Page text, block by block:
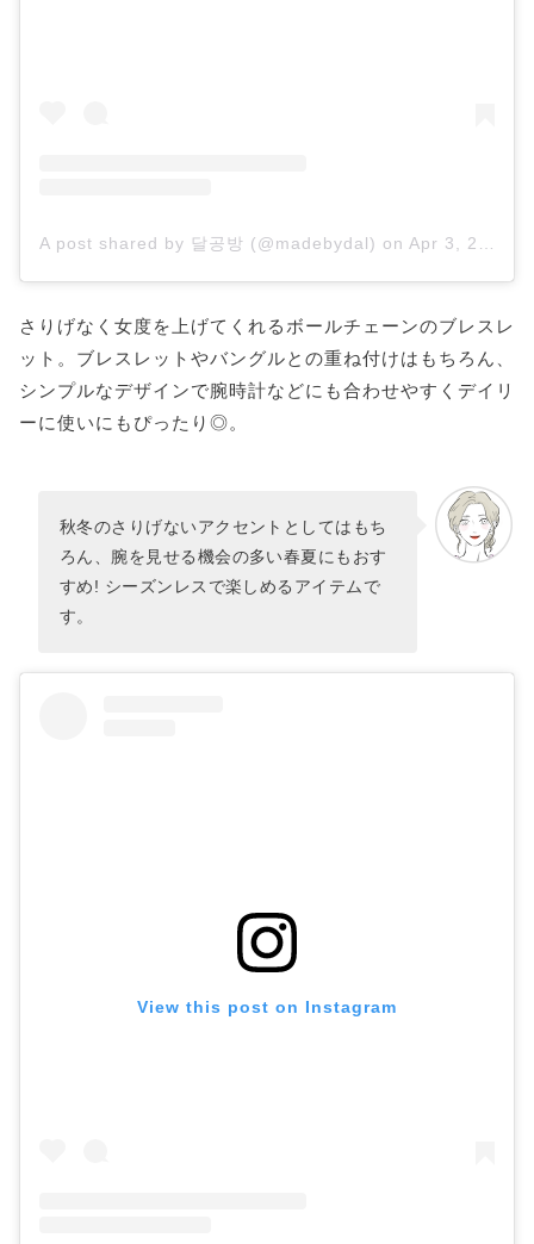
A post shared by 달공방 (@madebydal) on Apr 3, 2020 at 6:45am PDT
さりげなく女度を上げてくれるボールチェーンのブレスレ
ット。ブレスレットやバングルとの重ね付けはもちろん、
シンプルなデザインで腕時計などにも合わせやすくデイリ
ーに使いにもぴったり◎。
秋冬のさりげないアクセントとしてはもち
ろん、腕を見せる機会の多い春夏にもおす
すめ! シーズンレスで楽しめるアイテムで
す。
View this post on Instagram